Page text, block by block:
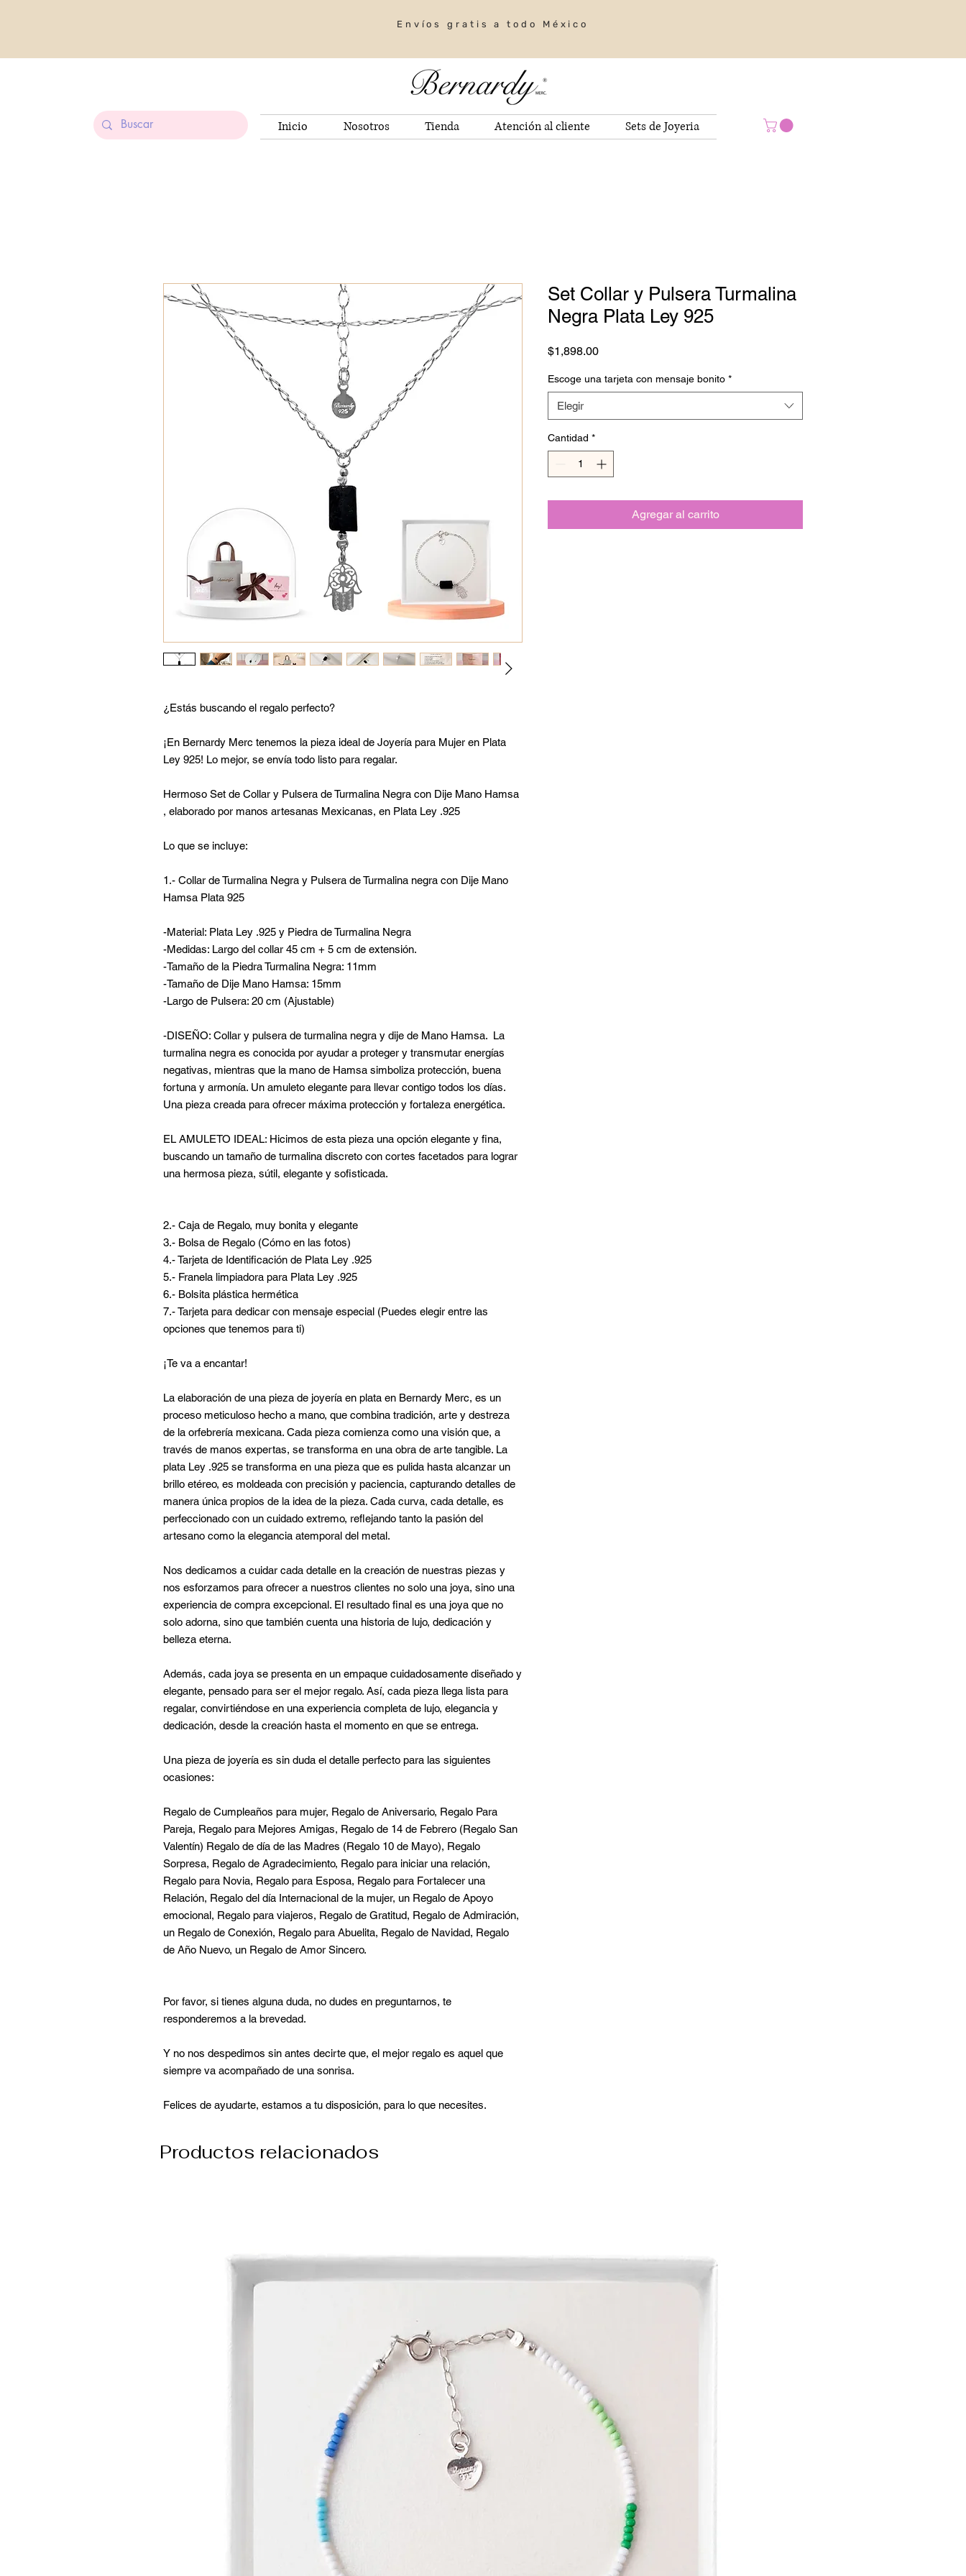
Envíos gratis a todo México
Inicio Nosotros Tienda Atención al cliente Sets de Joyeria
¿Estás buscando el regalo perfecto?
¡En Bernardy Merc tenemos la pieza ideal de Joyería para Mujer en Plata
Ley 925! Lo mejor, se envía todo listo para regalar.
Hermoso Set de Collar y Pulsera de Turmalina Negra con Dije Mano Hamsa
, elaborado por manos artesanas Mexicanas, en Plata Ley .925
Lo que se incluye:
1.- Collar de Turmalina Negra y Pulsera de Turmalina negra con Dije Mano
Hamsa Plata 925
-Material: Plata Ley .925 y Piedra de Turmalina Negra
-Medidas: Largo del collar 45 cm + 5 cm de extensión.
-Tamaño de la Piedra Turmalina Negra: 11mm
-Tamaño de Dije Mano Hamsa: 15mm
-Largo de Pulsera: 20 cm (Ajustable)
-DISEÑO: Collar y pulsera de turmalina negra y dije de Mano Hamsa. La
turmalina negra es conocida por ayudar a proteger y transmutar energías
negativas, mientras que la mano de Hamsa simboliza protección, buena
fortuna y armonía. Un amuleto elegante para llevar contigo todos los días.
Una pieza creada para ofrecer máxima protección y fortaleza energética.
EL AMULETO IDEAL: Hicimos de esta pieza una opción elegante y fina,
buscando un tamaño de turmalina discreto con cortes facetados para lograr
una hermosa pieza, sútil, elegante y sofisticada.
2.- Caja de Regalo, muy bonita y elegante
3.- Bolsa de Regalo (Cómo en las fotos)
4.- Tarjeta de Identificación de Plata Ley .925
5.- Franela limpiadora para Plata Ley .925
6.- Bolsita plástica hermética
7.- Tarjeta para dedicar con mensaje especial (Puedes elegir entre las
opciones que tenemos para ti)
¡Te va a encantar!
La elaboración de una pieza de joyería en plata en Bernardy Merc, es un
proceso meticuloso hecho a mano, que combina tradición, arte y destreza
de la orfebrería mexicana. Cada pieza comienza como una visión que, a
través de manos expertas, se transforma en una obra de arte tangible. La
plata Ley .925 se transforma en una pieza que es pulida hasta alcanzar un
brillo etéreo, es moldeada con precisión y paciencia, capturando detalles de
manera única propios de la idea de la pieza. Cada curva, cada detalle, es
perfeccionado con un cuidado extremo, reflejando tanto la pasión del
artesano como la elegancia atemporal del metal.
Nos dedicamos a cuidar cada detalle en la creación de nuestras piezas y
nos esforzamos para ofrecer a nuestros clientes no solo una joya, sino una
experiencia de compra excepcional. El resultado final es una joya que no
solo adorna, sino que también cuenta una historia de lujo, dedicación y
belleza eterna.
Además, cada joya se presenta en un empaque cuidadosamente diseñado y
elegante, pensado para ser el mejor regalo. Así, cada pieza llega lista para
regalar, convirtiéndose en una experiencia completa de lujo, elegancia y
dedicación, desde la creación hasta el momento en que se entrega.
Una pieza de joyería es sin duda el detalle perfecto para las siguientes
ocasiones:
Regalo de Cumpleaños para mujer, Regalo de Aniversario, Regalo Para
Pareja, Regalo para Mejores Amigas, Regalo de 14 de Febrero (Regalo San
Valentín) Regalo de día de las Madres (Regalo 10 de Mayo), Regalo
Sorpresa, Regalo de Agradecimiento, Regalo para iniciar una relación,
Regalo para Novia, Regalo para Esposa, Regalo para Fortalecer una
Relación, Regalo del día Internacional de la mujer, un Regalo de Apoyo
emocional, Regalo para viajeros, Regalo de Gratitud, Regalo de Admiración,
un Regalo de Conexión, Regalo para Abuelita, Regalo de Navidad, Regalo
de Año Nuevo, un Regalo de Amor Sincero.
Por favor, si tienes alguna duda, no dudes en preguntarnos, te
responderemos a la brevedad.
Y no nos despedimos sin antes decirte que, el mejor regalo es aquel que
siempre va acompañado de una sonrisa.
Felices de ayudarte, estamos a tu disposición, para lo que necesites.
Set Collar y Pulsera Turmalina
Negra Plata Ley 925
$1,898.00Precio
Escoge una tarjeta con mensaje bonito *
Elegir
Cantidad *
Agregar al carrito
Productos relacionados